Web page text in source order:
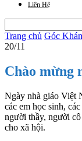
Liên Hệ
Trang chủ Góc
20/11
Chào mừng
Ngày nhà giáo Việt
các em học sinh,
người thầy, người cô
cho xã hội.